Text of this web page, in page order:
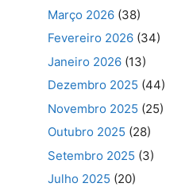
Março 2026 (38)
Fevereiro 2026 (34)
Janeiro 2026 (13)
Dezembro 2025 (44)
Novembro 2025 (25)
Outubro 2025 (28)
Setembro 2025 (3)
Julho 2025 (20)